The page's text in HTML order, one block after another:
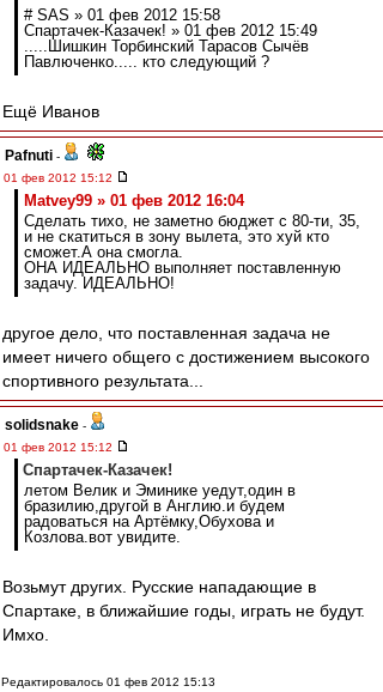
# SAS » 01 фев 2012 15:58
Спартачек-Казачек! » 01 фев 2012 15:49
.....Шишкин Торбинский Тарасов Сычёв
Павлюченко..... кто следующий ?
Ещё Иванов
Pafnuti -
01 фев 2012 15:12
Matvey99 » 01 фев 2012 16:04
Сделать тихо, не заметно бюджет с 80-ти, 35,
и не скатиться в зону вылета, это хуй кто
сможет.А она смогла.
ОНА ИДЕАЛЬНО выполняет поставленную
задачу. ИДЕАЛЬНО!
другое дело, что поставленная задача не
имеет ничего общего с достижением высокого
спортивного результата...
solidsnake -
01 фев 2012 15:12
Спартачек-Казачек!
летом Велик и Эминике уедут,один в
бразилию,другой в Англию.и будем
радоваться на Артёмку,Обухова и
Козлова.вот увидите.
Возьмут других. Русские нападающие в
Спартаке, в ближайшие годы, играть не будут.
Имхо.
Редактировалось 01 фев 2012 15:13